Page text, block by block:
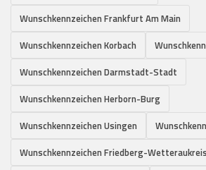
Wunschkennzeichen Frankfurt Am Main
Wunschkennzeichen Korbach
Wunschkennzeichen Darmstadt-Stadt
Wunschkennzeichen Herborn-Burg
Wunschkennzeichen Usingen
Wunschkennzeichen Friedberg-Wetteraukreis